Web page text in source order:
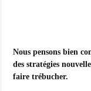
Nous pensons bien
des stratégies
faire trébucher.